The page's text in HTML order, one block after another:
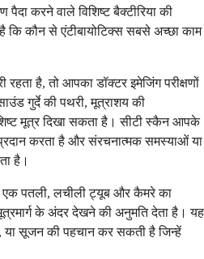
करने वाले विशिष्ट बैक्टीरिया की
कि कौन से एंटीबायोटिक्स सबसे अच्छा काम
है, तो आपका डॉक्टर इमेजिंग परीक्षणों
गुर्दे की पथरी, मूत्राशय की
मूत्र दिखा सकता है। सीटी स्कैन आपके
करता है और संरचनात्मक समस्याओं या
है।
एक पतली, लचीली ट्यूब और कैमरे का
के अंदर देखने की अनुमति देता है। यह
या सूजन की पहचान कर सकती है जिन्हें